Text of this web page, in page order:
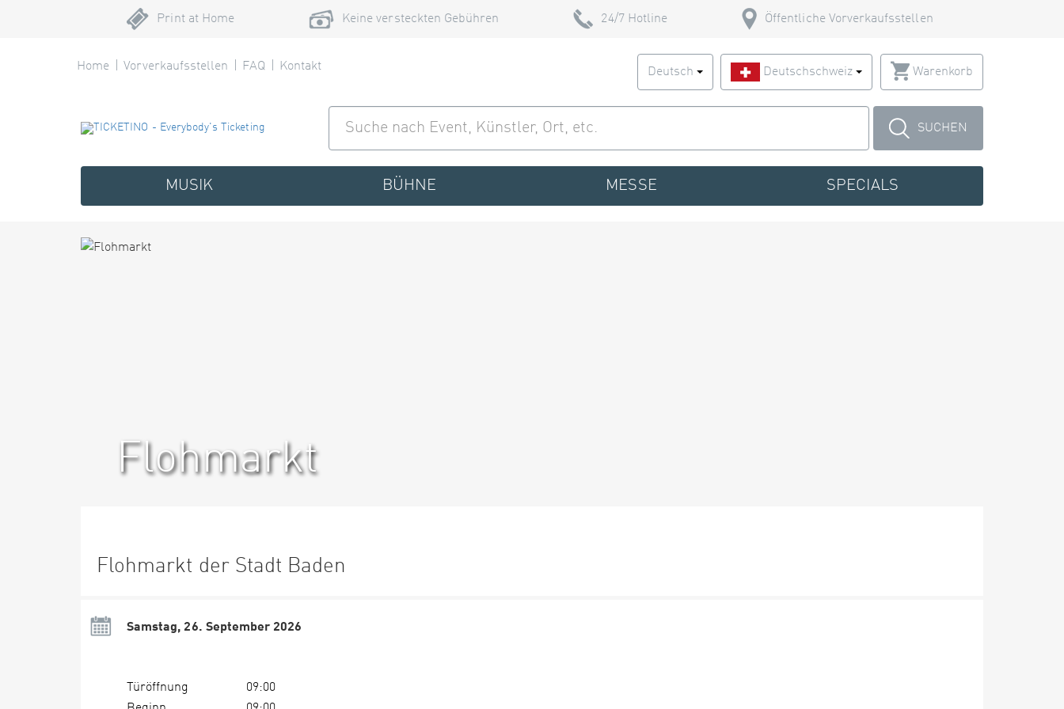
Print at Home Keine versteckten Gebühren 24/7 Hotline Öffentliche Vorverkaufsstellen
Home Vorverkaufsstellen FAQ Kontakt Deutsch Deutschschweiz Warenkorb
SUCHEN
MUSIK BÜHNE MESSE SPECIALS
Flohmarkt
Flohmarkt der Stadt Baden
Samstag, 26. September 2026
Türöffnung
09:00